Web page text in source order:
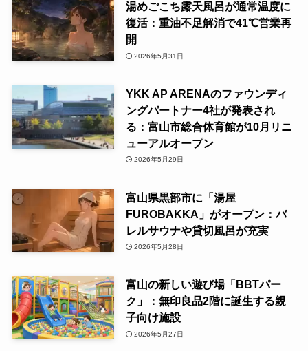
湯めごこち露天風呂が通常温度に
復活：重油不足解消で41℃営業再
開
2026年5月31日
YKK AP ARENAのファウンディ
ングパートナー4社が発表され
る：富山市総合体育館が10月リニ
ューアルオープン
2026年5月29日
富山県黒部市に「湯屋
FUROBAKKA」がオープン：バ
レルサウナや貸切風呂が充実
2026年5月28日
富山の新しい遊び場「BBTパー
ク」：無印良品2階に誕生する親
子向け施設
2026年5月27日